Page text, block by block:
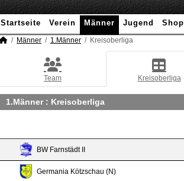
Startseite Verein Männer Jugend Shop
Männer 1.Männer Kreisoberliga
Team Kreisoberliga
1.Männer : Kreisoberliga
BW Farnstädt II
Germania Kötzschau (N)